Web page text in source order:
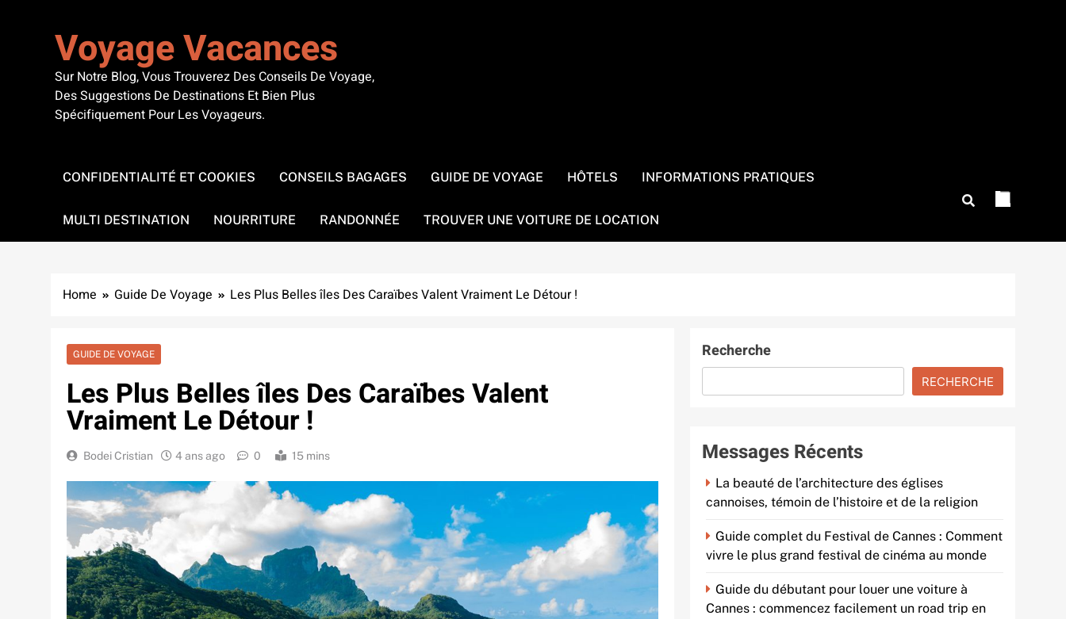
Voyage Vacances
Sur Notre Blog, Vous Trouverez Des Conseils De Voyage,
Des Suggestions De Destinations Et Bien Plus
Spécifiquement Pour Les Voyageurs.
CONFIDENTIALITÉ ET COOKIES CONSEILS BAGAGES GUIDE DE VOYAGE HÔTELS INFORMATIONS PRATIQUES
MULTI DESTINATION NOURRITURE RANDONNÉE TROUVER UNE VOITURE DE LOCATION
Home Guide De Voyage Les Plus Belles îles Des Caraïbes Valent Vraiment Le Détour !
GUIDE DE VOYAGE
Les Plus Belles îles Des Caraïbes Valent
Vraiment Le Détour !
Bodei Cristian 4 ans ago 0 15 mins
Recherche
RECHERCHE
Messages Récents
La beauté de l’architecture des églises
cannoises, témoin de l’histoire et de la religion
Guide complet du Festival de Cannes : Comment
vivre le plus grand festival de cinéma au monde
Guide du débutant pour louer une voiture à
Cannes : commencez facilement un road trip en